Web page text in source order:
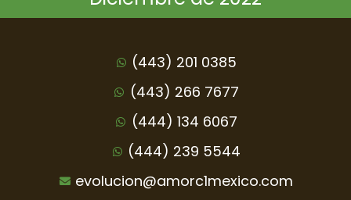
(443) 201 0385
(443) 266 7677
(444) 134 6067
(444) 239 5544
evolucion@amorc1mexico.com